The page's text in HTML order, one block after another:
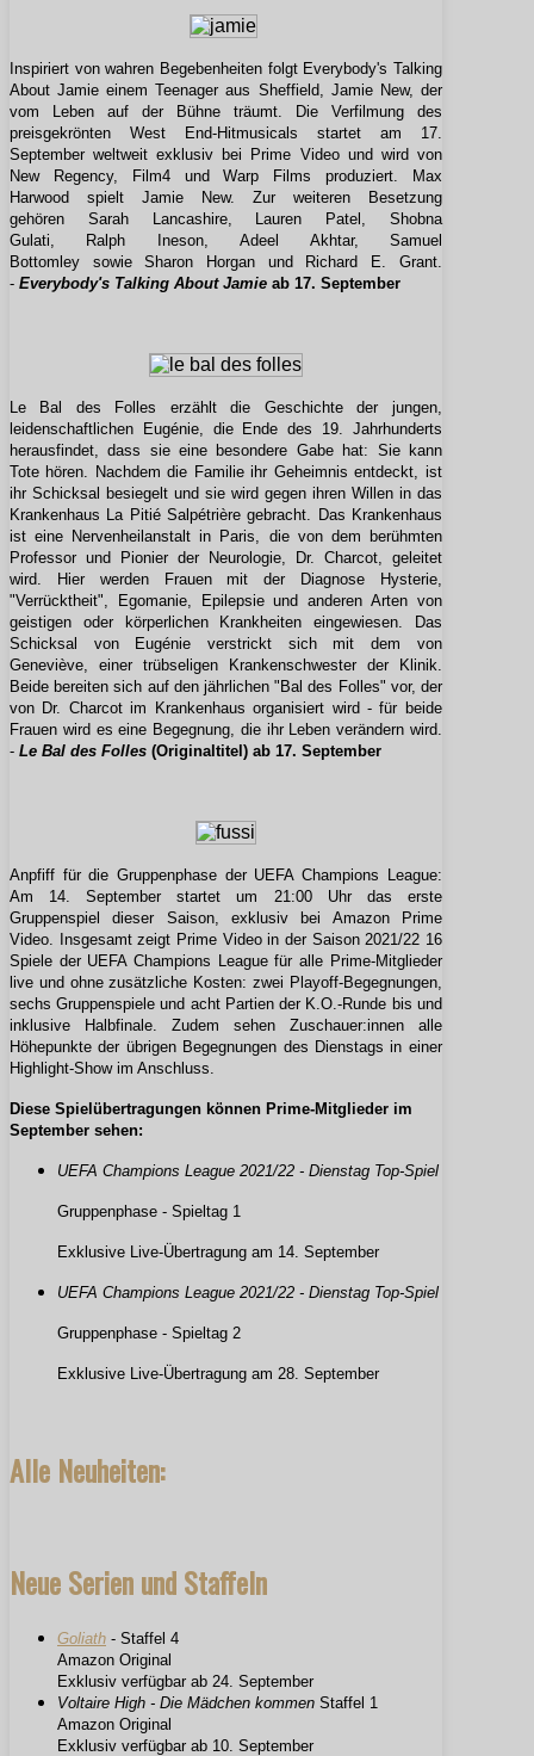
Inspiriert von wahren Begebenheiten folgt Everybody's Talking
About Jamie einem Teenager aus Sheffield, Jamie New, der
vom Leben auf der Bühne träumt. Die Verfilmung des
preisgekrönten West End-Hitmusicals startet am 17.
September weltweit exklusiv bei Prime Video und wird von
New Regency, Film4 und Warp Films produziert. Max
Harwood spielt Jamie New. Zur weiteren Besetzung
gehören Sarah Lancashire, Lauren Patel, Shobna
Gulati, Ralph Ineson, Adeel Akhtar, Samuel
Bottomley sowie Sharon Horgan und Richard E. Grant.
- Everybody's Talking About Jamie ab 17. September
Le Bal des Folles erzählt die Geschichte der jungen,
leidenschaftlichen Eugénie, die Ende des 19. Jahrhunderts
herausfindet, dass sie eine besondere Gabe hat: Sie kann
Tote hören. Nachdem die Familie ihr Geheimnis entdeckt, ist
ihr Schicksal besiegelt und sie wird gegen ihren Willen in das
Krankenhaus La Pitié Salpétrière gebracht. Das Krankenhaus
ist eine Nervenheilanstalt in Paris, die von dem berühmten
Professor und Pionier der Neurologie, Dr. Charcot, geleitet
wird. Hier werden Frauen mit der Diagnose Hysterie,
"Verrücktheit", Egomanie, Epilepsie und anderen Arten von
geistigen oder körperlichen Krankheiten eingewiesen. Das
Schicksal von Eugénie verstrickt sich mit dem von
Geneviève, einer trübseligen Krankenschwester der Klinik.
Beide bereiten sich auf den jährlichen "Bal des Folles" vor, der
von Dr. Charcot im Krankenhaus organisiert wird - für beide
Frauen wird es eine Begegnung, die ihr Leben verändern wird.
- Le Bal des Folles (Originaltitel) ab 17. September
Anpfiff für die Gruppenphase der UEFA Champions League:
Am 14. September startet um 21:00 Uhr das erste
Gruppenspiel dieser Saison, exklusiv bei Amazon Prime
Video. Insgesamt zeigt Prime Video in der Saison 2021/22 16
Spiele der UEFA Champions League für alle Prime-Mitglieder
live und ohne zusätzliche Kosten: zwei Playoff-Begegnungen,
sechs Gruppenspiele und acht Partien der K.O.-Runde bis und
inklusive Halbfinale. Zudem sehen Zuschauer:innen alle
Höhepunkte der übrigen Begegnungen des Dienstags in einer
Highlight-Show im Anschluss.
Diese Spielübertragungen können Prime-Mitglieder im
September sehen:
UEFA Champions League 2021/22 - Dienstag Top-Spiel
Gruppenphase - Spieltag 1
Exklusive Live-Übertragung am 14. September
UEFA Champions League 2021/22 - Dienstag Top-Spiel
Gruppenphase - Spieltag 2
Exklusive Live-Übertragung am 28. September
Alle Neuheiten:
Neue Serien und Staffeln
Goliath - Staffel 4
Amazon Original
Exklusiv verfügbar ab 24. September
Voltaire High - Die Mädchen kommen Staffel 1
Amazon Original
Exklusiv verfügbar ab 10. September